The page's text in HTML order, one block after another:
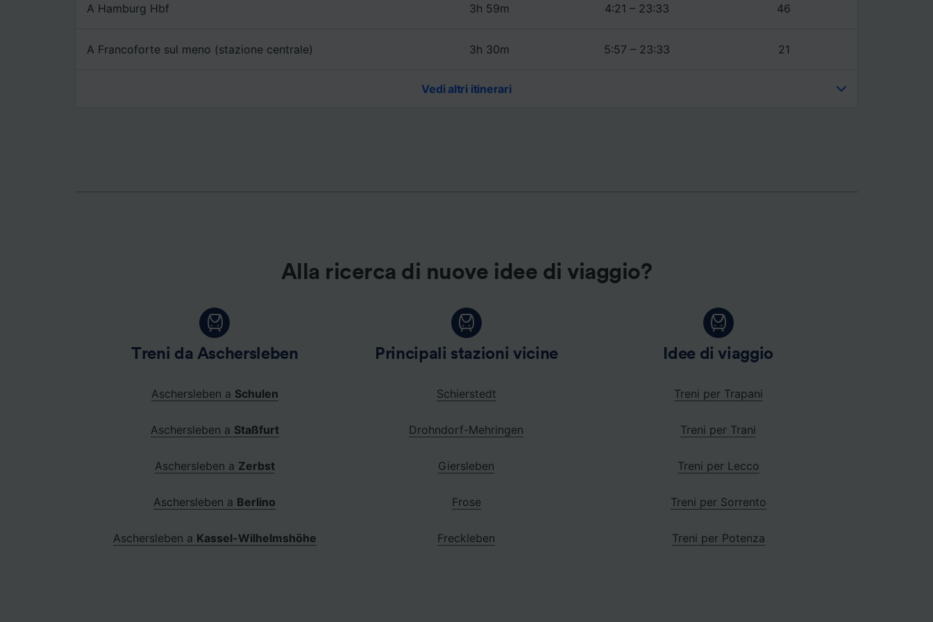
A Hamburg Hbf 3h 59m 4:21 – 23:33 46
A Francoforte sul meno (stazione centrale) 3h 30m 5:57 – 23:33 21
Vedi altri itinerari
Alla ricerca di nuove idee di viaggio?
Treni da Aschersleben
Aschersleben a Schulen
Aschersleben a Staßfurt
Aschersleben a Zerbst
Aschersleben a Berlino
Aschersleben a Kassel-Wilhelmshöhe
Principali stazioni vicine
Schierstedt
Drohndorf-Mehringen
Giersleben
Frose
Freckleben
Idee di viaggio
Treni per Trapani
Treni per Trani
Treni per Lecco
Treni per Sorrento
Treni per Potenza